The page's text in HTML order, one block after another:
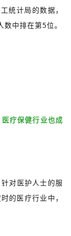
统计局的数据，
中排在第5位。
疗保健行业也成
对医护人士的服
的医疗行业中，